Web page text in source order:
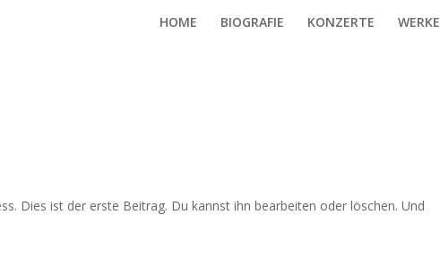
HOME BIOGRAFIE KONZERTE WERKE
Dies ist der erste Beitrag. Du kannst ihn bearbeiten oder löschen. Und